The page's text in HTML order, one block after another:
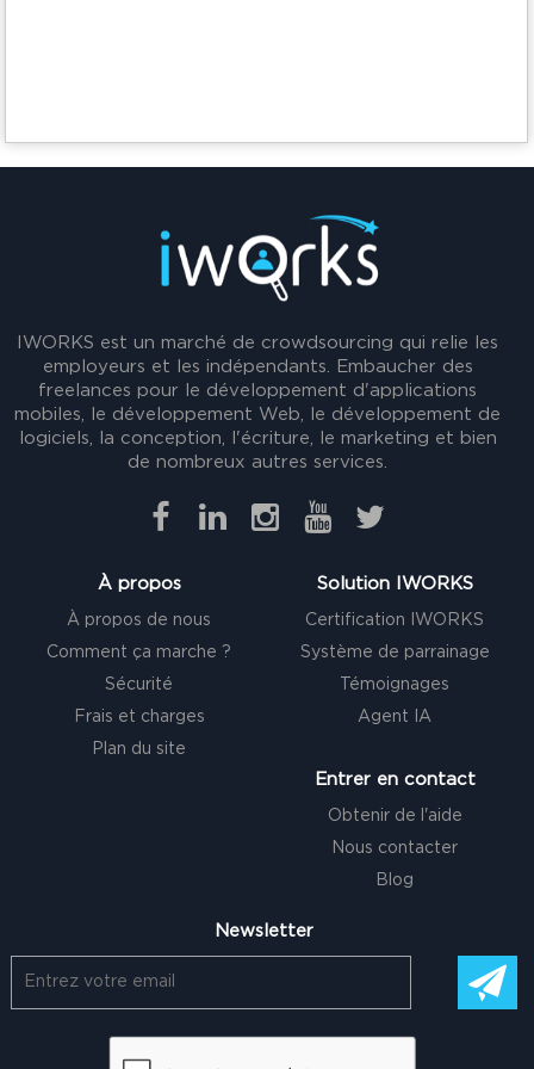
IWORKS est un marché de crowdsourcing qui relie les
employeurs et les indépendants. Embaucher des
freelances pour le développement d'applications
mobiles, le développement Web, le développement de
logiciels, la conception, l'écriture, le marketing et bien
de nombreux autres services.
À propos
À propos de nous
Comment ça marche ?
Sécurité
Frais et charges
Plan du site
Solution IWORKS
Certification IWORKS
Système de parrainage
Témoignages
Agent IA
Entrer en contact
Obtenir de l'aide
Nous contacter
Blog
Newsletter